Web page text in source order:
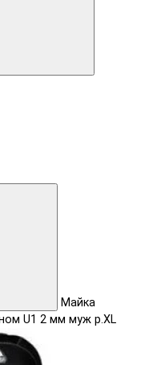
Майка
U1 2 мм муж р.XL